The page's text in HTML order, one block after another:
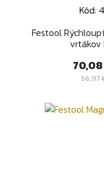
Kód:
Festool
vrtákov
Cena
56,97
